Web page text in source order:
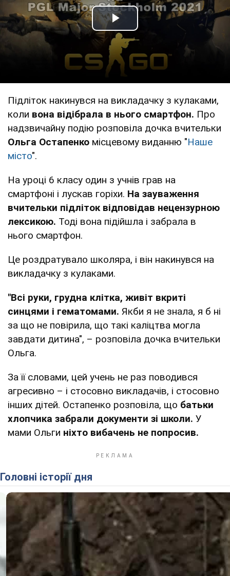
Play Video
Підліток накинувся на викладачку з кулаками,
коли вона відібрала в нього смартфон. Про
надзвичайну подію розповіла дочка вчительки
Ольга Остапенко місцевому виданню "Наше
місто".
На уроці 6 класу один з учнів грав на
смартфоні і лускав горіхи. На зауваження
вчительки підліток відповідав нецензурною
лексикою. Тоді вона підійшла і забрала в
нього смартфон.
Це роздратувало школяра, і він накинувся на
викладачку з кулаками.
"Всі руки, грудна клітка, живіт вкриті
синцями і гематомами. Якби я не знала, я б ні
за що не повірила, що такі каліцтва могла
завдати дитина", – розповіла дочка вчительки
Ольга.
За її словами, цей учень не раз поводився
агресивно – і стосовно викладачів, і стосовно
інших дітей. Остапенко розповіла, що батьки
хлопчика забрали документи зі школи. У
мами Ольги ніхто вибачень не попросив.
Головні історії дня